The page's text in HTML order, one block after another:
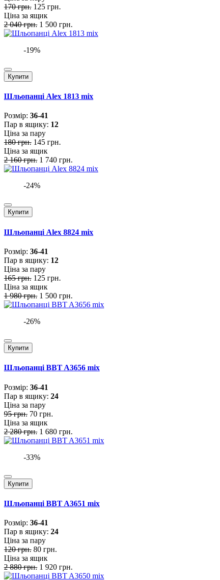
170 грн. 125 грн.
Ціна за ящик
2 040 грн. 1 500 грн.
-19%
Купити
Шльопанці Alex 1813 mix
Розмiр: 36-41
Пар в ящику: 12
Ціна за пару
180 грн. 145 грн.
Ціна за ящик
2 160 грн. 1 740 грн.
-24%
Купити
Шльопанці Alex 8824 mix
Розмiр: 36-41
Пар в ящику: 12
Ціна за пару
165 грн. 125 грн.
Ціна за ящик
1 980 грн. 1 500 грн.
-26%
Купити
Шльопанці BBT A3656 mix
Розмiр: 36-41
Пар в ящику: 24
Ціна за пару
95 грн. 70 грн.
Ціна за ящик
2 280 грн. 1 680 грн.
-33%
Купити
Шльопанці BBT A3651 mix
Розмiр: 36-41
Пар в ящику: 24
Ціна за пару
120 грн. 80 грн.
Ціна за ящик
2 880 грн. 1 920 грн.